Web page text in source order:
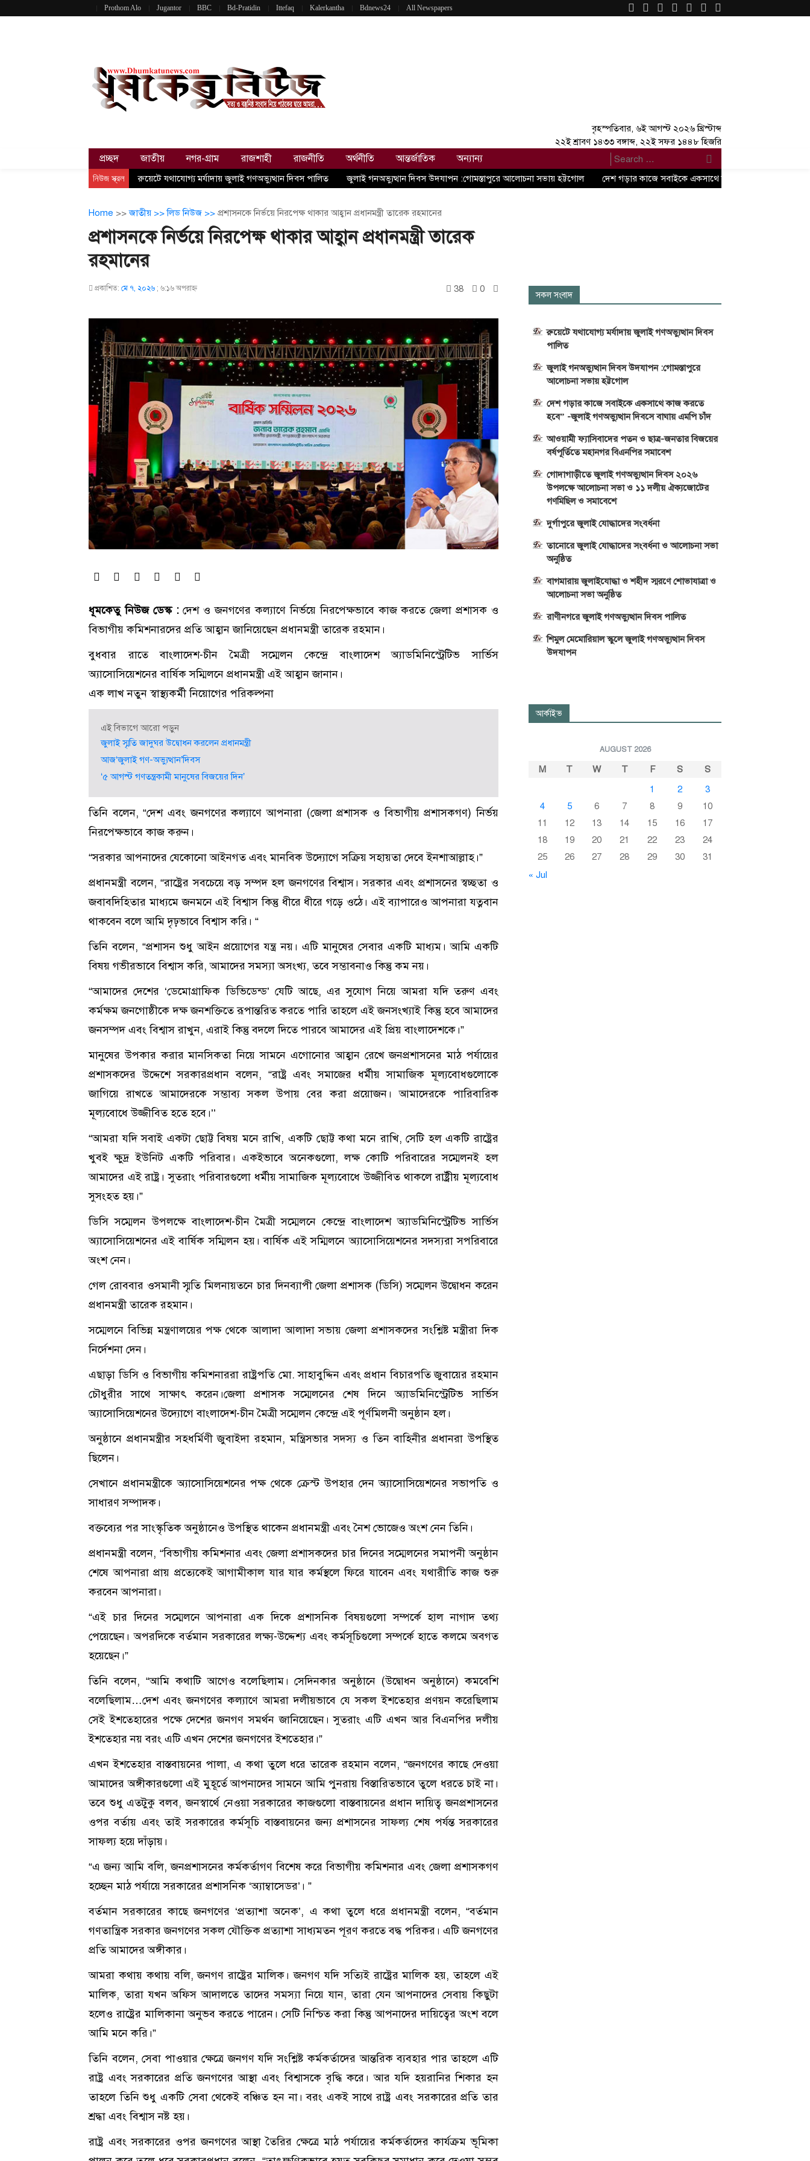
Prothom Alo Jugantor BBC Bd-Pratidin Ittefaq Kalerkantha Bdnews24 All Newspapers
বৃহস্পতিবার, ৬ই আগস্ট ২০২৬ খ্রিস্টাব্দ
২২ই শ্রাবণ ১৪৩৩ বঙ্গাব্দ, ২২ই সফর ১৪৪৮ হিজরি
প্রচ্ছদ জাতীয় নগর-গ্রাম রাজশাহী রাজনীতি অর্থনীতি আন্তর্জাতিক অন্যান্য
×
নিউজ স্ক্রল রুয়েটে যথাযোগ্য মর্যাদায় জুলাই গণঅভ্যুত্থান দিবস পালিত জুলাই গনঅভ্যুত্থান দিবস উদযাপন :গোমস্তাপুরে আলোচনা সভায় হট্টগোল দেশ গড়ার কাজে সবাইকে একসাথে কাজ করতে হবে” -জুলাই
Home >>জাতীয় >>লিড নিউজ >> প্রশাসনকে নির্ভয়ে নিরপেক্ষ থাকার আহ্বান প্রধানমন্ত্রী তারেক রহমানের
প্রশাসনকে নির্ভয়ে নিরপেক্ষ থাকার আহ্বান প্রধানমন্ত্রী তারেক
রহমানের
প্রকাশিত: মে ৭, ২০২৬ ; ৬:১৬ অপরাহ্ণ 38 0
ধূমকেতু নিউজ ডেস্ক :দেশ ও জনগণের কল্যাণে নির্ভয়ে নিরপেক্ষভাবে কাজ করতে জেলা প্রশাসক ও
বিভাগীয় কমিশনারদের প্রতি আহ্বান জানিয়েছেন প্রধানমন্ত্রী তারেক রহমান।
বুধবার রাতে বাংলাদেশ-চীন মৈত্রী সম্মেলন কেন্দ্রে বাংলাদেশ অ্যাডমিনিস্ট্রেটিভ সার্ভিস
অ্যাসোসিয়েশনের বার্ষিক সম্মিলনে প্রধানমন্ত্রী এই আহ্বান জানান।
এক লাখ নতুন স্বাস্থ্যকর্মী নিয়োগের পরিকল্পনা
এই বিভাগে আরো পড়ুন
জুলাই স্মৃতি জাদুঘর উদ্বোধন করলেন প্রধানমন্ত্রী
আজ‘জুলাই গণ-অভ্যুত্থান’দিবস
‘৫ আগস্ট গণতন্ত্রকামী মানুষের বিজয়ের দিন’
তিনি বলেন, “দেশ এবং জনগণের কল্যাণে আপনারা (জেলা প্রশাসক ও বিভাগীয় প্রশাসকগণ) নির্ভয়
নিরপেক্ষভাবে কাজ করুন।
“সরকার আপনাদের যেকোনো আইনগত এবং মানবিক উদ্যোগে সক্রিয় সহায়তা দেবে ইনশাআল্লাহ।”
প্রধানমন্ত্রী বলেন, “রাষ্ট্রের সবচেয়ে বড় সম্পদ হল জনগণের বিশ্বাস। সরকার এবং প্রশাসনের স্বচ্ছতা ও
জবাবদিহিতার মাধ্যমে জনমনে এই বিশ্বাস কিন্তু ধীরে ধীরে গড়ে ওঠে। এই ব্যাপারেও আপনারা যত্নবান
থাকবেন বলে আমি দৃঢ়ভাবে বিশ্বাস করি। “
তিনি বলেন, “প্রশাসন শুধু আইন প্রয়োগের যন্ত্র নয়। এটি মানুষের সেবার একটি মাধ্যম। আমি একটি
বিষয় গভীরভাবে বিশ্বাস করি, আমাদের সমস্যা অসংখ্য, তবে সম্ভাবনাও কিন্তু কম নয়।
“আমাদের দেশের ‘ডেমোগ্রাফিক ডিভিডেন্ড’ যেটি আছে, এর সুযোগ নিয়ে আমরা যদি তরুণ এবং
কর্মক্ষম জনগোষ্ঠীকে দক্ষ জনশক্তিতে রূপান্তরিত করতে পারি তাহলে এই জনসংখ্যাই কিন্তু হবে আমাদের
জনসম্পদ এবং বিশ্বাস রাখুন, এরাই কিন্তু বদলে দিতে পারবে আমাদের এই প্রিয় বাংলাদেশকে।”
মানুষের উপকার করার মানসিকতা নিয়ে সামনে এগোনোর আহ্বান রেখে জনপ্রশাসনের মাঠ পর্যায়ের
প্রশাসকদের উদ্দেশে সরকারপ্রধান বলেন, “রাষ্ট্র এবং সমাজের ধর্মীয় সামাজিক মূল্যবোধগুলোকে
জাগিয়ে রাখতে আমাদেরকে সম্ভাব্য সকল উপায় বের করা প্রয়োজন। আমাদেরকে পারিবারিক
মূল্যবোধে উজ্জীবিত হতে হবে।’’
“আমরা যদি সবাই একটা ছোট্ট বিষয় মনে রাখি, একটি ছোট্ট কথা মনে রাখি, সেটি হল একটি রাষ্ট্রের
খুবই ক্ষুদ্র ইউনিট একটি পরিবার। একইভাবে অনেকগুলো, লক্ষ কোটি পরিবারের সম্মেলনই হল
আমাদের এই রাষ্ট্র। সুতরাং পরিবারগুলো ধর্মীয় সামাজিক মূল্যবোধে উজ্জীবিত থাকলে রাষ্ট্রীয় মূল্যবোধ
সুসংহত হয়।”
ডিসি সম্মেলন উপলক্ষে বাংলাদেশ-চীন মৈত্রী সম্মেলনে কেন্দ্রে বাংলাদেশ অ্যাডমিনিস্ট্রেটিভ সার্ভিস
অ্যাসোসিয়েশনের এই বার্ষিক সম্মিলন হয়। বার্ষিক এই সম্মিলনে অ্যাসোসিয়েশনের সদস্যরা সপরিবারে
অংশ নেন।
গেল রোববার ওসমানী স্মৃতি মিলনায়তনে চার দিনব্যাপী জেলা প্রশাসক (ডিসি) সম্মেলন উদ্বোধন করেন
প্রধানমন্ত্রী তারেক রহমান।
সম্মেলনে বিভিন্ন মন্ত্রণালয়ের পক্ষ থেকে আলাদা আলাদা সভায় জেলা প্রশাসকদের সংশ্লিষ্ট মন্ত্রীরা দিক
নির্দেশনা দেন।
এছাড়া ডিসি ও বিভাগীয় কমিশনাররা রাষ্ট্রপতি মো. সাহাবুদ্দিন এবং প্রধান বিচারপতি জুবায়ের রহমান
চৌধুরীর সাথে সাক্ষাৎ করেন।জেলা প্রশাসক সম্মেলনের শেষ দিনে অ্যাডমিনিস্ট্রেটিভ সার্ভিস
অ্যাসোসিয়েশনের উদ্যোগে বাংলাদেশ-চীন মৈত্রী সম্মেলন কেন্দ্রে এই পূর্ণমিলনী অনুষ্ঠান হল।
অনুষ্ঠানে প্রধানমন্ত্রীর সহধর্মিণী জুবাইদা রহমান, মন্ত্রিসভার সদস্য ও তিন বাহিনীর প্রধানরা উপস্থিত
ছিলেন।
সেখানে প্রধানমন্ত্রীকে অ্যাসোসিয়েশনের পক্ষ থেকে ক্রেস্ট উপহার দেন অ্যাসোসিয়েশনের সভাপতি ও
সাধারণ সম্পাদক।
বক্তব্যের পর সাংস্কৃতিক অনুষ্ঠানেও উপস্থিত থাকেন প্রধানমন্ত্রী এবং নৈশ ভোজেও অংশ নেন তিনি।
প্রধানমন্ত্রী বলেন, “বিভাগীয় কমিশনার এবং জেলা প্রশাসকদের চার দিনের সম্মেলনের সমাপনী অনুষ্ঠান
শেষে আপনারা প্রায় প্রত্যেকেই আগামীকাল যার যার কর্মস্থলে ফিরে যাবেন এবং যথারীতি কাজ শুরু
করবেন আপনারা।
“এই চার দিনের সম্মেলনে আপনারা এক দিকে প্রশাসনিক বিষয়গুলো সম্পর্কে হাল নাগাদ তথ্য
পেয়েছেন। অপরদিকে বর্তমান সরকারের লক্ষ্য-উদ্দেশ্য এবং কর্মসূচিগুলো সম্পর্কে হাতে কলমে অবগত
হয়েছেন।”
তিনি বলেন, “আমি কথাটি আগেও বলেছিলাম। সেদিনকার অনুষ্ঠানে (উদ্বোধন অনুষ্ঠানে) কমবেশি
বলেছিলাম…দেশ এবং জনগণের কল্যাণে আমরা দলীয়ভাবে যে সকল ইশতেহার প্রণয়ন করেছিলাম
সেই ইশতেহারের পক্ষে দেশের জনগণ সমর্থন জানিয়েছেন। সুতরাং এটি এখন আর বিএনপির দলীয়
ইশতেহার নয় বরং এটি এখন দেশের জনগণের ইশতেহার।”
এখন ইশতেহার বাস্তবায়নের পালা, এ কথা তুলে ধরে তারেক রহমান বলেন, “জনগণের কাছে দেওয়া
আমাদের অঙ্গীকারগুলো এই মুহূর্তে আপনাদের সামনে আমি পুনরায় বিস্তারিতভাবে তুলে ধরতে চাই না।
তবে শুধু এতটুকু বলব, জনস্বার্থে নেওয়া সরকারের কাজগুলো বাস্তবায়নের প্রধান দায়িত্ব জনপ্রশাসনের
ওপর বর্তায় এবং তাই সরকারের কর্মসূচি বাস্তবায়নের জন্য প্রশাসনের সাফল্য শেষ পর্যন্ত সরকারের
সাফল্য হয়ে দাঁড়ায়।
“এ জন্য আমি বলি, জনপ্রশাসনের কর্মকর্তাগণ বিশেষ করে বিভাগীয় কমিশনার এবং জেলা প্রশাসকগণ
হচ্ছেন মাঠ পর্যায়ে সরকারের প্রশাসনিক ‘অ্যাম্বাসেডর’। ”
বর্তমান সরকারের কাছে জনগণের ‘প্রত্যাশা অনেক’, এ কথা তুলে ধরে প্রধানমন্ত্রী বলেন, “বর্তমান
গণতান্ত্রিক সরকার জনগণের সকল যৌক্তিক প্রত্যাশা সাধ্যমতন পূরণ করতে বদ্ধ পরিকর। এটি জনগণের
প্রতি আমাদের অঙ্গীকার।
আমরা কথায় কথায় বলি, জনগণ রাষ্ট্রের মালিক। জনগণ যদি সত্যিই রাষ্ট্রের মালিক হয়, তাহলে এই
মালিক, তারা যখন অফিস আদালতে তাদের সমস্যা নিয়ে যান, তারা যেন আপনাদের সেবায় কিছুটা
হলেও রাষ্ট্রের মালিকানা অনুভব করতে পারেন। সেটি নিশ্চিত করা কিন্তু আপনাদের দায়িত্বের অংশ বলে
আমি মনে করি।”
তিনি বলেন, সেবা পাওয়ার ক্ষেত্রে জনগণ যদি সংশ্লিষ্ট কর্মকর্তাদের আন্তরিক ব্যবহার পার তাহলে এটি
রাষ্ট্র এবং সরকারের প্রতি জনগণের আস্থা এবং বিশ্বাসকে বৃদ্ধি করে। আর যদি হয়রানির শিকার হন
তাহলে তিনি শুধু একটি সেবা থেকেই বঞ্চিত হন না। বরং একই সাথে রাষ্ট্র এবং সরকারের প্রতি তার
শ্রদ্ধা এবং বিশ্বাস নষ্ট হয়।
রাষ্ট্র এবং সরকারের ওপর জনগণের আস্থা তৈরির ক্ষেত্রে মাঠ পর্যায়ের কর্মকর্তাদের কার্যক্রম ভূমিকা
সকল সংবাদ
রুয়েটে যথাযোগ্য মর্যাদায় জুলাই গণঅভ্যুত্থান দিবস
পালিত
জুলাই গনঅভ্যুত্থান দিবস উদযাপন :গোমস্তাপুরে
আলোচনা সভায় হট্টগোল
দেশ গড়ার কাজে সবাইকে একসাথে কাজ করতে
হবে” -জুলাই গণঅভ্যুত্থান দিবসে বাঘায় এমপি চাঁদ
আওয়ামী ফ্যাসিবাদের পতন ও ছাত্র-জনতার বিজয়ের
বর্ষপূর্তিতে মহানগর বিএনপির সমাবেশ
গোদাগাড়ীতে জুলাই গণঅভ্যুত্থান দিবস ২০২৬
উপলক্ষে আলোচনা সভা ও ১১ দলীয় ঐক্যজোটের
গণমিছিল ও সমাবেশে
দুর্গাপুরে জুলাই যোদ্ধাদের সংবর্ধনা
তানোরে জুলাই যোদ্ধাদের সংবর্ধনা ও আলোচনা সভা
অনুষ্ঠিত
বাগমারায় জুলাইযোদ্ধা ও শহীদ স্মরণে শোভাযাত্রা ও
আলোচনা সভা অনুষ্ঠিত
রাণীনগরে জুলাই গণঅভ্যুত্থান দিবস পালিত
শিমুল মেমোরিয়াল স্কুলে জুলাই গণঅভ্যুত্থান দিবস
উদযাপন
আর্কাইভ
AUGUST 2026
M T W T F S
S
1
2
3
4
5 6 7 8 9
10
11
12 13 14 15 16
17
18
19 20 21 22 23
24
25
26 27 28 29 30
31
« Jul